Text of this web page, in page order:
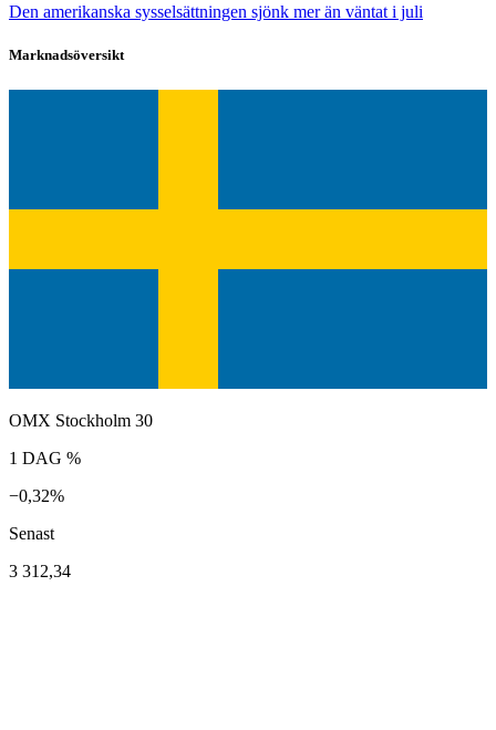
Den amerikanska sysselsättningen sjönk mer än väntat i juli
Marknadsöversikt
OMX Stockholm 30
1 DAG %
−0,32%
Senast
3 312,34